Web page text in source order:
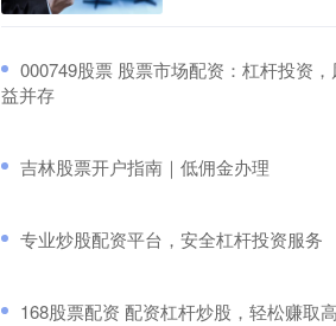
​000749股票 股票市场配资：杠杆投资
益并存
​吉林股票开户指南｜低佣金办理
​专业炒股配资平台，安全杠杆投资服务
​168股票配资 配资杠杆炒股，轻松赚取